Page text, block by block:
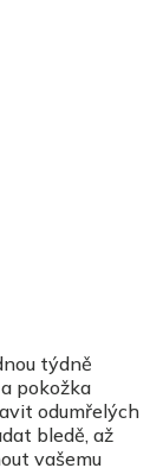
týdně
pokožka
odumřelých
bledě, až
vašemu